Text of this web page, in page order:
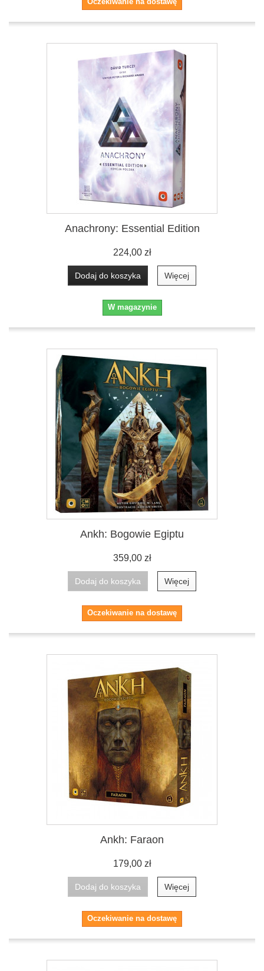
Anachrony: Essential Edition
224,00 zł
Dodaj do koszyka Więcej
W magazynie
Ankh: Bogowie Egiptu
359,00 zł
Dodaj do koszyka Więcej
Oczekiwanie na dostawę
Ankh: Faraon
179,00 zł
Dodaj do koszyka Więcej
Oczekiwanie na dostawę